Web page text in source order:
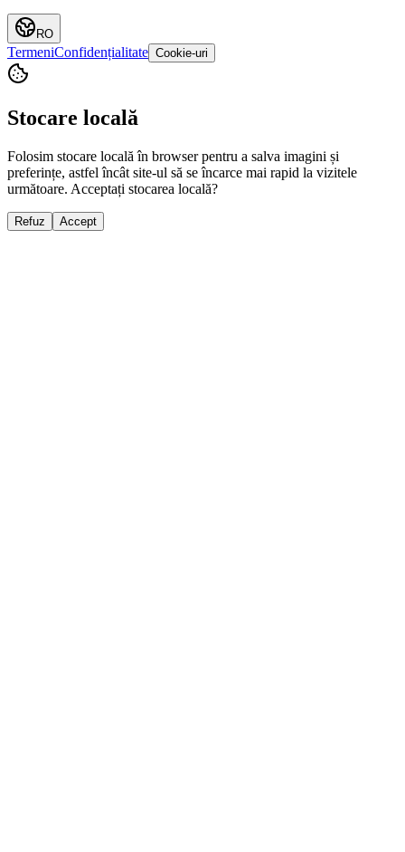
RO
TermeniConfidențialitate Cookie-uri
Stocare locală
Folosim stocare locală în browser pentru a salva imagini și
preferințe, astfel încât site-ul să se încarce mai rapid la vizitele
următoare. Acceptați stocarea locală?
Refuz Accept